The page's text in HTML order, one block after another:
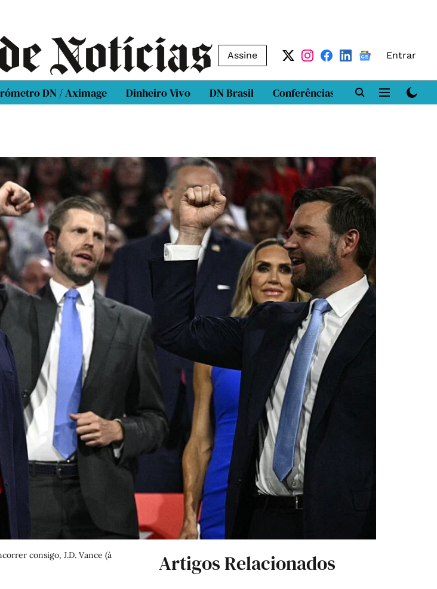
Assine Entrar
DN / Aximage Dinheiro Vivo DN Brasil Conferências DN LAB
consigo, J.D. Vance (à
Artigos Relacionados